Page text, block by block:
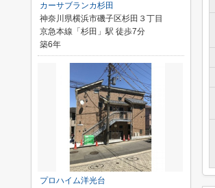
カーサブランカ杉田
神奈川県横浜市磯子区杉田３丁目
京急本線「杉田」駅 徒歩7分
築6年
プロハイム洋光台